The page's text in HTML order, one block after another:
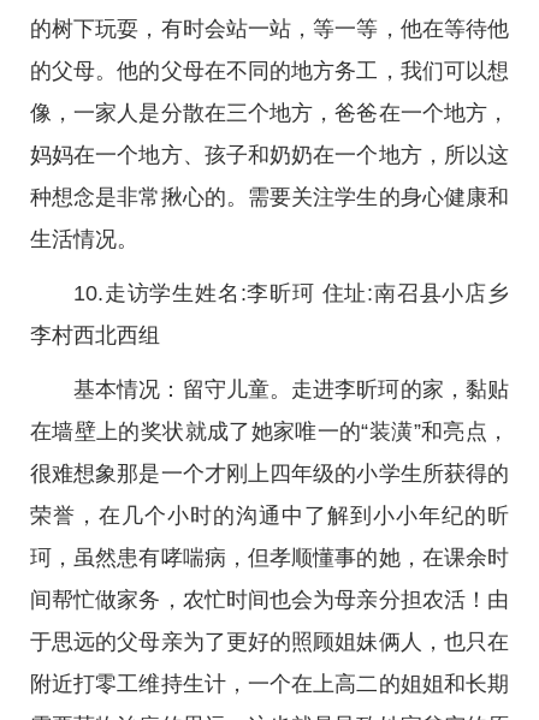
的树下玩耍，有时会站一站，等一等，他在等待他
的父母。他的父母在不同的地方务工，我们可以想
像，一家人是分散在三个地方，爸爸在一个地方，
妈妈在一个地方、孩子和奶奶在一个地方，所以这
种想念是非常揪心的。需要关注学生的身心健康和
生活情况。
10.走访学生姓名:李昕珂 住址:南召县小店乡
李村西北西组
基本情况：留守儿童。走进李昕珂的家，黏贴
在墙壁上的奖状就成了她家唯一的“装潢”和亮点，
很难想象那是一个才刚上四年级的小学生所获得的
荣誉，在几个小时的沟通中了解到小小年纪的昕
珂，虽然患有哮喘病，但孝顺懂事的她，在课余时
间帮忙做家务，农忙时间也会为母亲分担农活！由
于思远的父母亲为了更好的照顾姐妹俩人，也只在
附近打零工维持生计，一个在上高二的姐姐和长期